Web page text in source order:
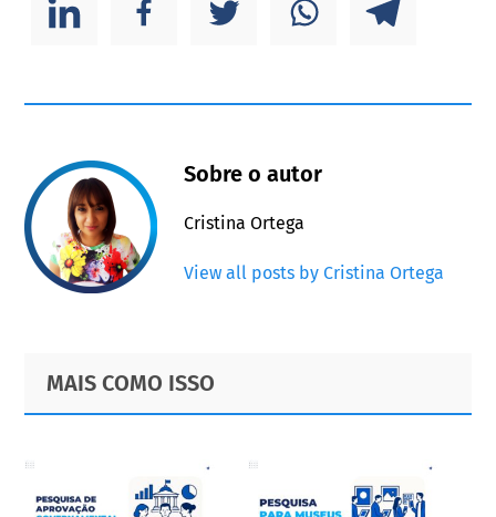
Sobre o autor
Cristina Ortega
View all posts by Cristina Ortega
Primary
Sidebar
Footer
MAIS COMO ISSO